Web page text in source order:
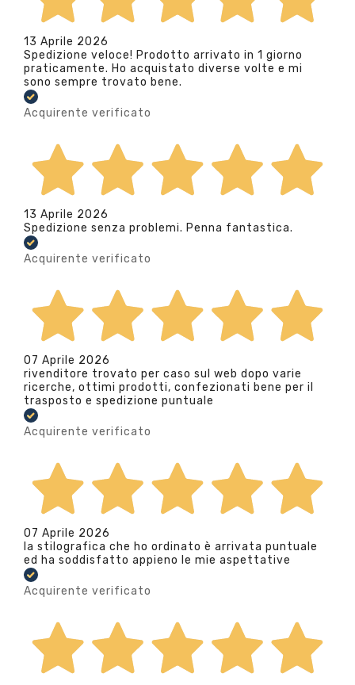
13 Aprile 2026
Spedizione veloce! Prodotto arrivato in 1 giorno
praticamente. Ho acquistato diverse volte e mi
sono sempre trovato bene.
Acquirente verificato
13 Aprile 2026
Spedizione senza problemi. Penna fantastica.
Acquirente verificato
07 Aprile 2026
rivenditore trovato per caso sul web dopo varie
ricerche, ottimi prodotti, confezionati bene per il
trasposto e spedizione puntuale
Acquirente verificato
07 Aprile 2026
la stilografica che ho ordinato è arrivata puntuale
ed ha soddisfatto appieno le mie aspettative
Acquirente verificato